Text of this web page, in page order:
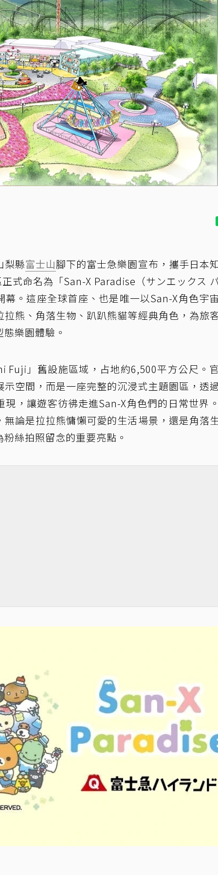
梨縣富士山腳下的富士急樂園宣布，攜手日本
式命名為「San-X Paradise（サンエックス
。這座全球首座、也是唯一以San-X角色宇
熊、角落生物、趴趴熊貓等經典角色，為旅
樂園體驗。
Fuji」舊設施區域，占地約6,500平方公尺。
空間，而是一座完整的沉浸式主題園區，透
，讓遊客彷彿走進San-X角色們的日常世界
論是拉拉熊慵懶可愛的生活場景，還是角落
絲拍照留念的重要亮點。